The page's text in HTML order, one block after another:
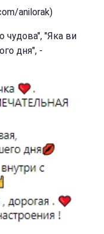
anilorak)
чудова", "Яка ви
дня", -